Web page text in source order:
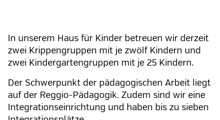
In unserem Haus für Kinder betreuen wir derzeit
zwei Krippengruppen mit je zwölf Kindern und
zwei Kindergartengruppen mit je 25 Kindern.
Der Schwerpunkt der pädagogischen Arbeit liegt
auf der Reggio-Pädagogik. Zudem sind wir eine
Integrationseinrichtung und haben bis zu sieben